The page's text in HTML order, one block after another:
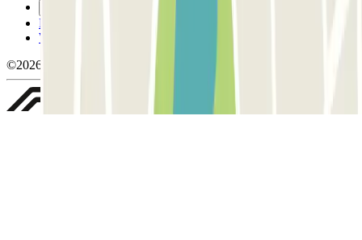
Politica sulla privacy
Whistleblowing
©2026 Parclick. Tutti i diritti riservati